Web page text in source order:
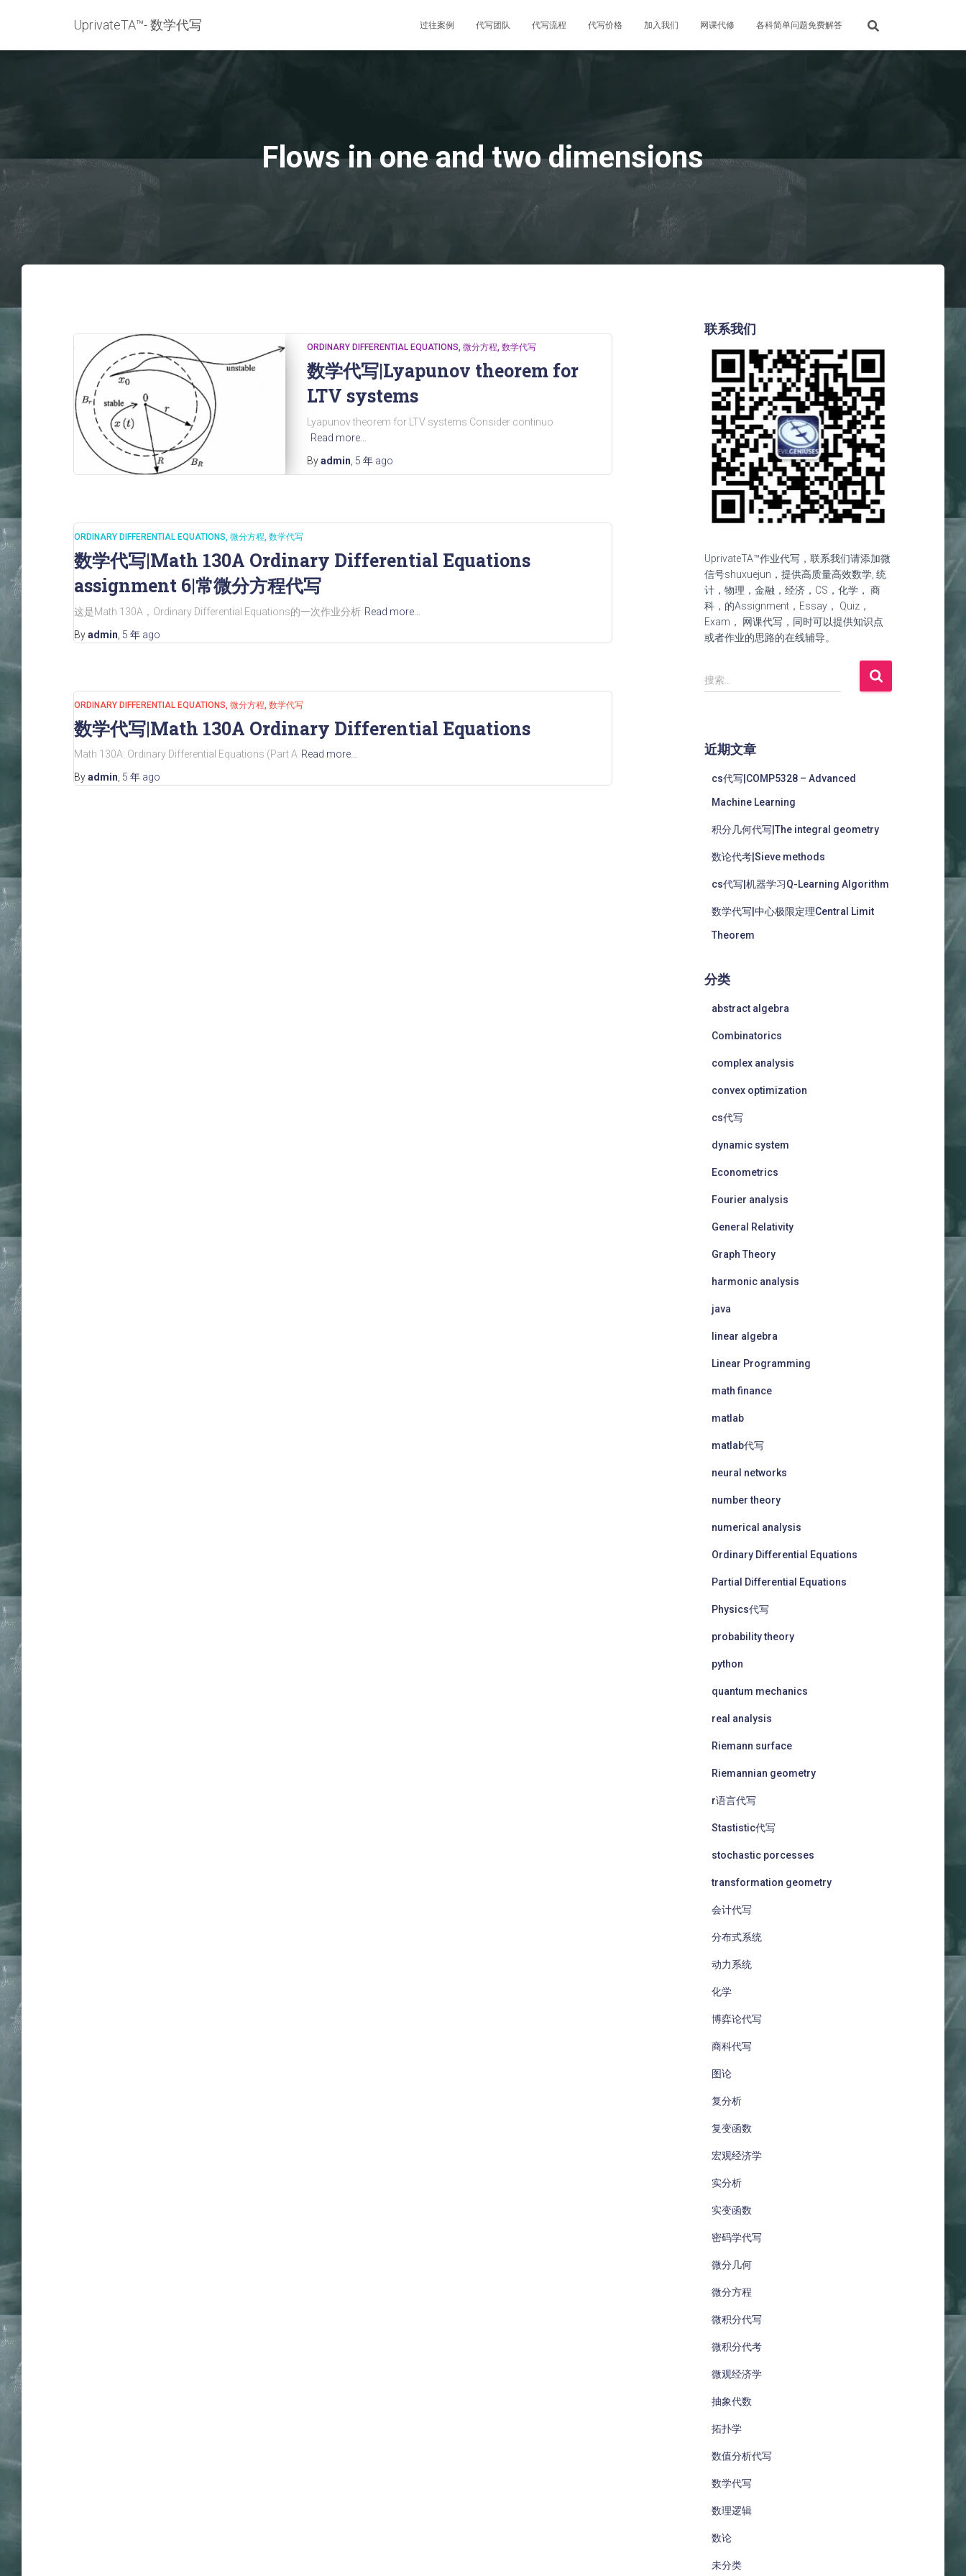
UprivateTA™- 数学代写 过往案例 代写团队 代写流程 代写价格 加入我们 网课代修 各科简单问题免费解答
Flows in one and two dimensions
ORDINARY DIFFERENTIAL EQUATIONS 微分方程 数学代写
数学代写|Lyapunov theorem for
LTV systems
Lyapunov theorem for LTV systems Consider continuo
Read more…
Byadmin 5 年 ago
ORDINARY DIFFERENTIAL EQUATIONS 微分方程 数学代写
数学代写|Math 130A Ordinary Differential Equations
assignment 6|常微分方程代写
这是Math 130A，Ordinary Differential Equations的一次作业分析 Read more…
Byadmin 5 年 ago
ORDINARY DIFFERENTIAL EQUATIONS 微分方程 数学代写
数学代写|Math 130A Ordinary Differential Equations
Math 130A: Ordinary Differential Equations (Part A Read more…
Byadmin 5 年 ago
联系我们
UprivateTA™作业代写，联系我们请添加微
信号shuxuejun，提供高质量高效数学, 统
计，物理，金融，经济，CS，化学， 商
科，的Assignment，Essay， Quiz，
Exam， 网课代写，同时可以提供知识点
或者作业的思路的在线辅导。
搜索…
近期文章
cs代写|COMP5328 – Advanced
Machine Learning
积分几何代写|The integral geometry
数论代考|Sieve methods
cs代写|机器学习Q-Learning Algorithm
数学代写|中心极限定理Central Limit
Theorem
分类
abstract algebra
Combinatorics
complex analysis
convex optimization
cs代写
dynamic system
Econometrics
Fourier analysis
General Relativity
Graph Theory
harmonic analysis
java
linear algebra
Linear Programming
math finance
matlab
matlab代写
neural networks
number theory
numerical analysis
Ordinary Differential Equations
Partial Differential Equations
Physics代写
probability theory
python
quantum mechanics
real analysis
Riemann surface
Riemannian geometry
r语言代写
Stastistic代写
stochastic porcesses
transformation geometry
会计代写
分布式系统
动力系统
化学
博弈论代写
商科代写
图论
复分析
复变函数
宏观经济学
实分析
实变函数
密码学代写
微分几何
微分方程
微积分代写
微积分代考
微观经济学
抽象代数
拓扑学
数值分析代写
数学代写
数理逻辑
数论
未分类